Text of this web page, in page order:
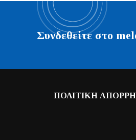
Συνδεθείτε στο
ΠΟΛΙΤΙΚΗ